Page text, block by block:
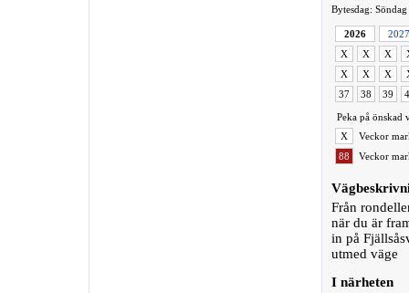
Bytesdag: Söndag
2026
2027
X
X X
X
X X
37
38 39
Peka på önskad
X
Veckor
88
Veckor
Från
när du är
in på
utmed väge
I närheten